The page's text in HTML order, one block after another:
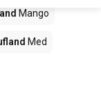
Mango
Med